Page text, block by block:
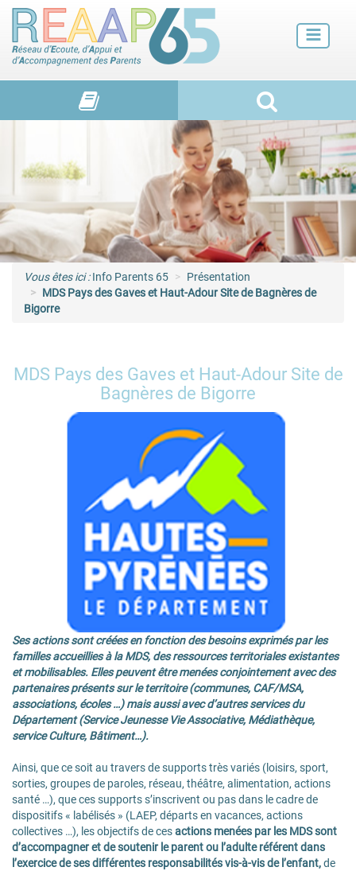
Petite enfance
Enfance
Adolescence et jeunes adultes
Vie de familles
Vous êtes ici :Info Parents 65
Présentation
MDS Pays des Gaves et Haut-Adour Site de Bagnères de
Bigorre
MDS Pays des Gaves et Haut-Adour Site de
Bagnères de Bigorre
Ses actions sont créées en fonction des besoins exprimés par les
familles accueillies à la MDS, des ressources territoriales existantes
et mobilisables. Elles peuvent être menées conjointement avec des
partenaires présents sur le territoire (communes, CAF/MSA,
associations, écoles …) mais aussi avec d’autres services du
Département (Service Jeunesse Vie Associative, Médiathèque,
service Culture, Bâtiment…).
Ainsi, que ce soit au travers de supports très variés (loisirs, sport,
sorties, groupes de paroles, réseau, théâtre, alimentation, actions
santé …), que ces supports s’inscrivent ou pas dans le cadre de
dispositifs « labélisés » (LAEP, départs en vacances, actions
collectives …), les objectifs de cesactions menées par les MDS sont
d’accompagner et de soutenir le parent ou l’adulte référent dans
l’exercice de ses différentes responsabilités vis-à-vis de l’enfant,de